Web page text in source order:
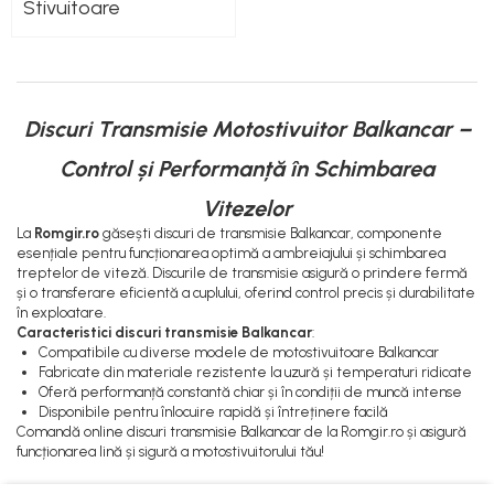
Pompe Alimentare
Ambreiaj
Cardan Transmisie
Convertizoare de Cuplu
Pompe Transmisie
Frana de Mana
Pistoane Frana
Pompe Frana
Saboti Frana
Tamburi Frana
Sistem Hidraulic
Distribuitoare Hidraulice
Pompe Hidraulice
Sistem Hidraulic Motostivuitor
Sistem Racire
Stivuitoare
Discuri Transmisie Motostivuitor Balkancar –
Control și Performanță în Schimbarea
Vitezelor
La Romgir.ro găsești discuri de transmisie Balkancar, componente
esențiale pentru funcționarea optimă a ambreiajului și schimbarea
treptelor de viteză. Discurile de transmisie asigură o prindere fermă
și o transferare eficientă a cuplului, oferind control precis și durabilitate
în exploatare.
Caracteristici discuri transmisie Balkancar:
Compatibile cu diverse modele de motostivuitoare Balkancar
Fabricate din materiale rezistente la uzură și temperaturi ridicate
Oferă performanță constantă chiar și în condiții de muncă intense
Disponibile pentru înlocuire rapidă și întreținere facilă
Comandă online discuri transmisie Balkancar de la Romgir.ro și asigură
funcționarea lină și sigură a motostivuitorului tău!